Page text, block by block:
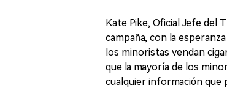
Kate Pike, Oficial Jefe del
campaña, con la
los minoristas vendan
que la mayoría de los
cualquier información que